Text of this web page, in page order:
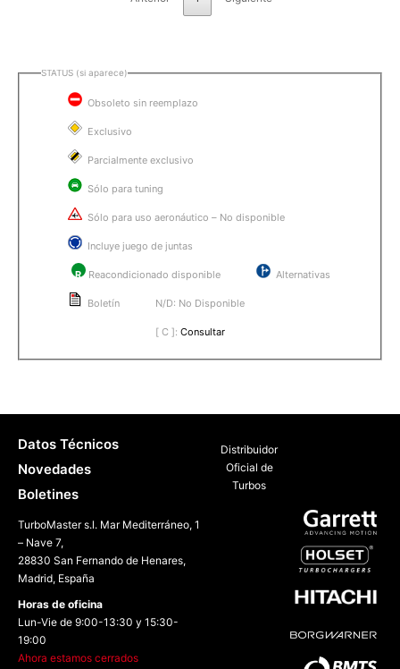
STATUS (si aparece)
Obsoleto sin reemplazo
Exclusivo
Parcialmente exclusivo
Sólo para tuning
Sólo para uso aeronáutico – No disponible
Incluye juego de juntas
R Reacondicionado disponible Alternativas
Boletín N/D: No Disponible
[ C ]: Consultar
Distribuidor
Oficial de
Turbos
Datos Técnicos
Novedades
Boletines
TurboMaster s.l. Mar Mediterráneo, 1
– Nave 7,
28830 San Fernando de Henares,
Madrid, España
Horas de oficina
Lun-Vie de 9:00-13:30 y 15:30-
19:00
Ahora estamos cerrados